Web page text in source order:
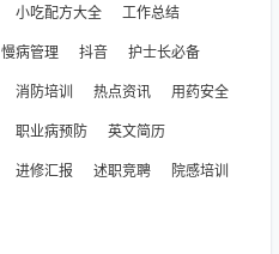
小吃配方大全 工作总结
慢病管理 抖音 护士长必备
消防培训 热点资讯 用药安全
职业病预防 英文简历
进修汇报 述职竞聘 院感培训